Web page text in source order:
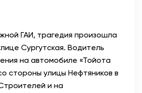
ГАИ, трагедия произошла
Сургутская. Водитель
на автомобиле «Тойота
стороны улицы Нефтяников в
и на